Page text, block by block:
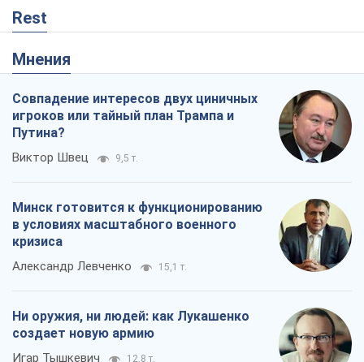
Rest
Мнения
Совпадение интересов двух циничных
игроков или тайный план Трампа и
Путина?
Виктор Швец 9,5 т.
Минск готовится к функционированию
в условиях масштабного военного
кризиса
Александр Левченко 15,1 т.
Ни оружия, ни людей: как Лукашенко
создает новую армию
Игар Тышкевич 12,8 т.